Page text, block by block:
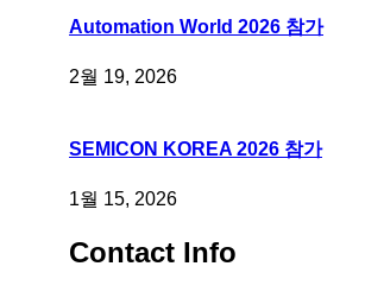
Automation World 2026 참가
2월 19, 2026
SEMICON KOREA 2026 참가
1월 15, 2026
Contact Info